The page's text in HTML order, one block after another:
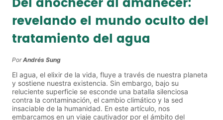
revelando el mundo oculto del
tratamiento del agua